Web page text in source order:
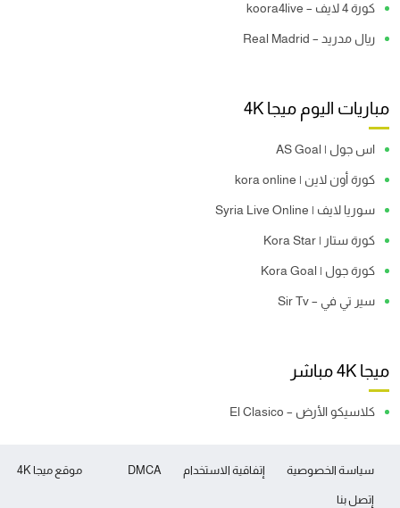
كورة 4 لايف – koora4live
ريال مدريد – Real Madrid
مباريات اليوم ميجا 4K
اس جول | AS Goal
كورة أون لاين | kora online
سوريا لايف | Syria Live Online
كورة ستار | Kora Star
كورة جول | Kora Goal
سير تي في – Sir Tv
ميجا 4K مباشر
كلاسيكو الأرض – El Clasico
موقع ميجا 4K سياسة الخصوصية إتفاقية الاستخدام DMCA
إتصل بنا